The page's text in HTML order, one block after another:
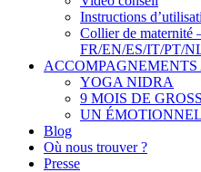
Instructions
Collier de maternité
FR/EN/ES/IT/PT/
YOGA NIDRA
9 MOIS DE
UN
Blog
Où nous trouver ?
Presse